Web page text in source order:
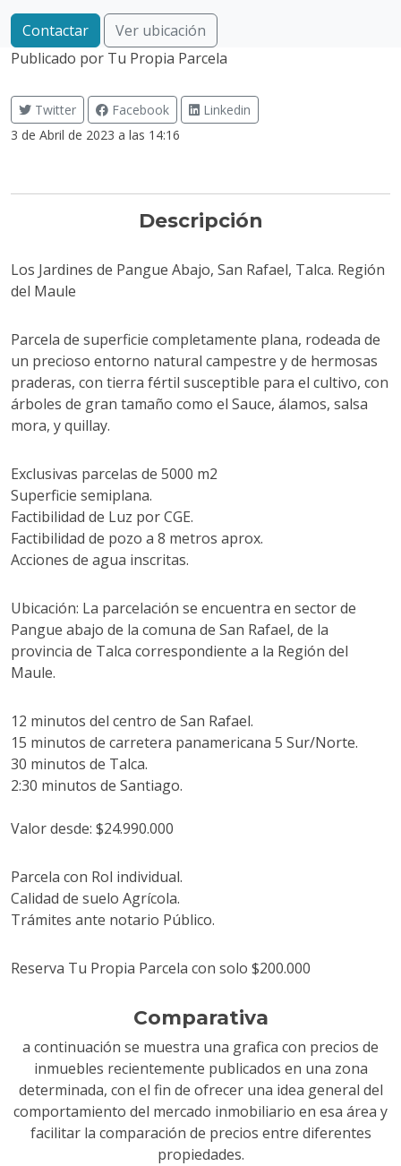
Contactar
Ver ubicación
Publicado por Tu Propia Parcela
Twitter Facebook
Linkedin
3 de Abril de 2023 a las 14:16
Descripción
Los Jardines de Pangue Abajo, San Rafael, Talca. Región
del Maule
Parcela de superficie completamente plana, rodeada de
un precioso entorno natural campestre y de hermosas
praderas, con tierra fértil susceptible para el cultivo, con
árboles de gran tamaño como el Sauce, álamos, salsa
mora, y quillay.
Exclusivas parcelas de 5000 m2
Superficie semiplana.
Factibilidad de Luz por CGE.
Factibilidad de pozo a 8 metros aprox.
Acciones de agua inscritas.
Ubicación: La parcelación se encuentra en sector de
Pangue abajo de la comuna de San Rafael, de la
provincia de Talca correspondiente a la Región del
Maule.
12 minutos del centro de San Rafael.
15 minutos de carretera panamericana 5 Sur/Norte.
30 minutos de Talca.
2:30 minutos de Santiago.
Valor desde: $24.990.000
Parcela con Rol individual.
Calidad de suelo Agrícola.
Trámites ante notario Público.
Reserva Tu Propia Parcela con solo $200.000
Comparativa
a continuación se muestra una grafica con precios de
inmuebles recientemente publicados en una zona
determinada, con el fin de ofrecer una idea general del
comportamiento del mercado inmobiliario en esa área y
facilitar la comparación de precios entre diferentes
propiedades.